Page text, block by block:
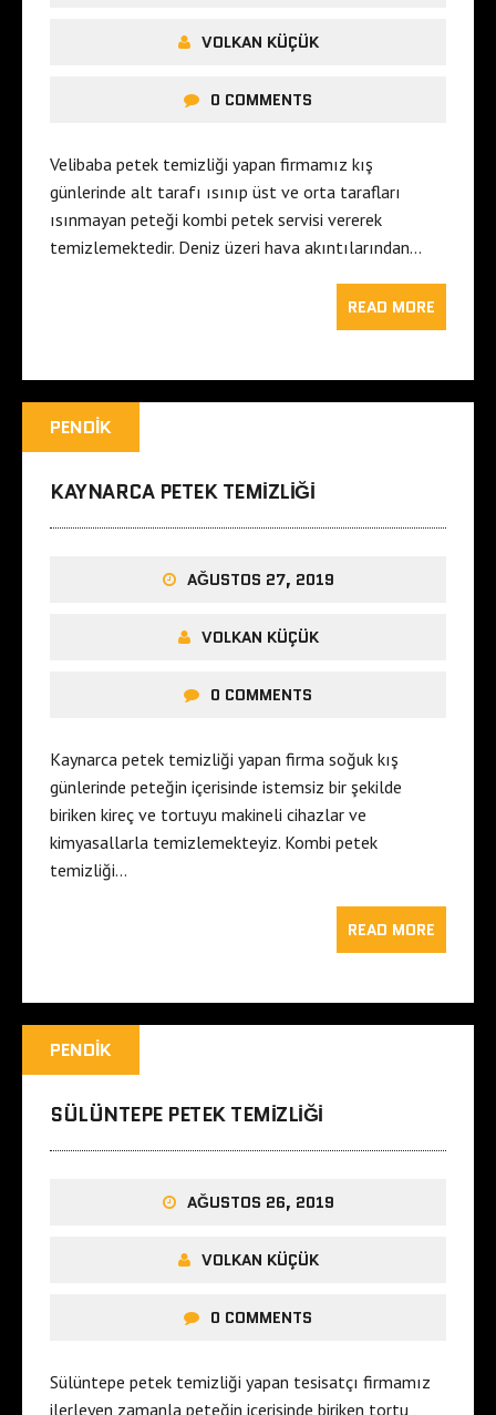
VOLKAN KÜÇÜK
0 COMMENTS
Velibaba petek temizliği yapan firmamız kış
günlerinde alt tarafı ısınıp üst ve orta tarafları
ısınmayan peteği kombi petek servisi vererek
temizlemektedir. Deniz üzeri hava akıntılarından…
READ MORE
PENDIK
KAYNARCA PETEK TEMIZLIĞI
AĞUSTOS 27, 2019
VOLKAN KÜÇÜK
0 COMMENTS
Kaynarca petek temizliği yapan firma soğuk kış
günlerinde peteğin içerisinde istemsiz bir şekilde
biriken kireç ve tortuyu makineli cihazlar ve
kimyasallarla temizlemekteyiz. Kombi petek
temizliği…
READ MORE
PENDIK
SÜLÜNTEPE PETEK TEMIZLIĞI
AĞUSTOS 26, 2019
VOLKAN KÜÇÜK
0 COMMENTS
Sülüntepe petek temizliği yapan tesisatçı firmamız
ilerleyen zamanla peteğin içerisinde biriken tortu ,